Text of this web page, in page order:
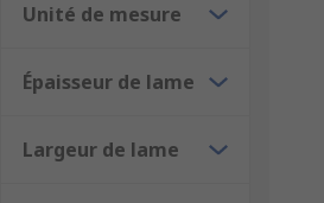
en aluminium et d'une
L'équerre de maçon
a
L'équerre de
Unité de mesure
Épaisseur de lame
Largeur de lame